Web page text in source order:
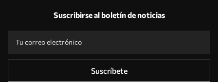
Suscribirse al boletín de noticias
Suscríbete